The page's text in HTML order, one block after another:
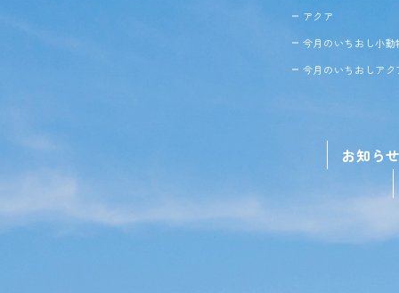
アクア
今月のいちおし小動
今月のいちおしアク
お知ら